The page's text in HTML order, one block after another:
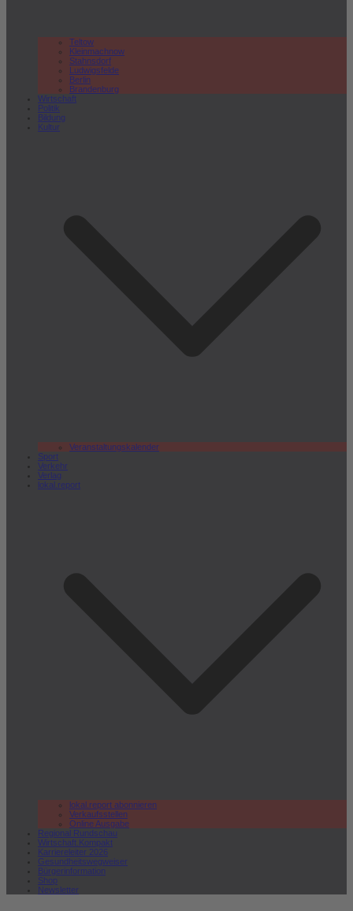
Teltow
Kleinmachnow
Stahnsdorf
Ludwigsfelde
Berlin
Brandenburg
Wirtschaft
Politik
Bildung
Kultur
Veranstaltungskalender
Sport
Verkehr
Verlag
lokal.report
lokal.report abonnieren
Verkaufsstellen
Online Ausgabe
Regional Rundschau
Wirtschaft.Kompakt
Karriereleiter 2026
Gesundheitswegweiser
Bürgerinformation
Shop
Newsletter